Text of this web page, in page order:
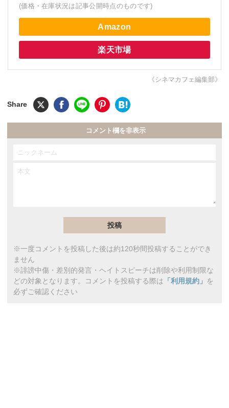
(価格・在庫状況は記事公開時点のものです)
Amazon
楽天市場
《シネマカフェ編集部》
コメント欄を非表示
※一度コメントを投稿した後は約120秒間投稿することができ
ません
※誹謗中傷・差別的発言・ヘイトスピーチは削除や利用制限な
どの対象となります。コメントを投稿する際は 「利用規約」 を
必ずご確認ください